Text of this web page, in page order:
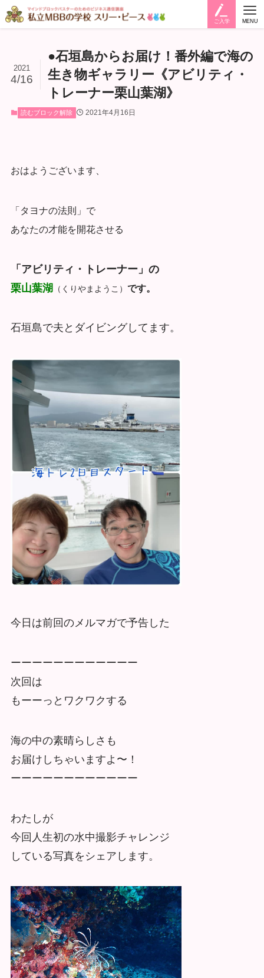
ご入学 MENU
●石垣島からお届け！番外編で海の
生き物ギャラリー《アビリティ・
トレーナー栗山葉湖》
2021
4/16
読むブロック解除 2021年4月16日
おはようございます、
「タヨナの法則」で
あなたの才能を開花させる
「アビリティ・トレーナー」の
栗山葉湖
（くりやまようこ） です。
石垣島で夫とダイビングしてます。
今日は前回のメルマガで予告した
ーーーーーーーーーーーー
次回は
もーーっとワクワクする
海の中の素晴らしさも
お届けしちゃいますよ〜！
ーーーーーーーーーーーー
わたしが
今回人生初の水中撮影チャレンジ
している写真をシェアします。